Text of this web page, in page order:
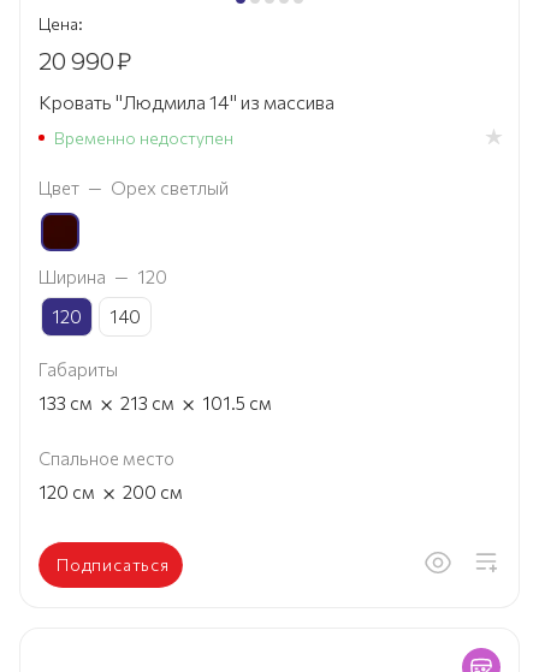
Цена:
20 990₽
Кровать "Людмила 14" из массива
Временно недоступен
Цвет — Орех светлый
Ширина — 120
120
140
Габариты
133 см × 213 см × 101.5 см
Спальное место
120 см × 200 см
Подписаться